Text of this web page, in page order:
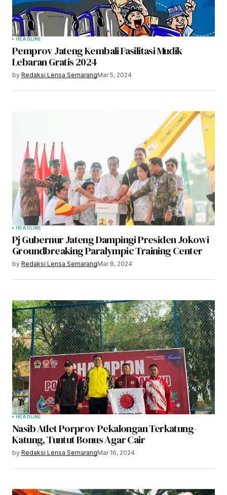
HEADLINE
Pemprov Jateng Kembali Fasilitasi Mudik
Lebaran Gratis 2024
by Redaksi Lensa SemarangMar 5, 2024
HEADLINE
Pj Gubernur Jateng Dampingi Presiden Jokowi
Groundbreaking Paralympic Training Center
by Redaksi Lensa SemarangMar 8, 2024
HEADLINE
Nasib Atlet Porprov Pekalongan Terkatung-
Katung, Tuntut Bonus Agar Cair
by Redaksi Lensa SemarangMar 16, 2024